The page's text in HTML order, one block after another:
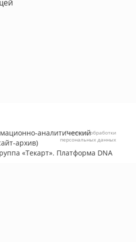
аналитический
архив)
«Текарт». Платформа DNA
Политика обработки
персональных данных